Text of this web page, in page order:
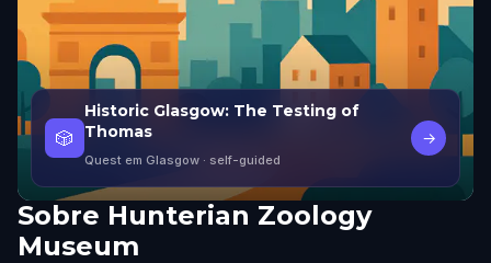
🎲
Historic Glasgow: The Testing of
Thomas
Quest em Glasgow · self-guided
→
Sobre Hunterian Zoology
Museum